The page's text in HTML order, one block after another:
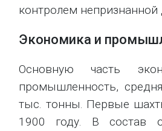
контролем
Экономика и
Основную часть
промышленность,
тыс. тонны. Первые
1900 году. В состав